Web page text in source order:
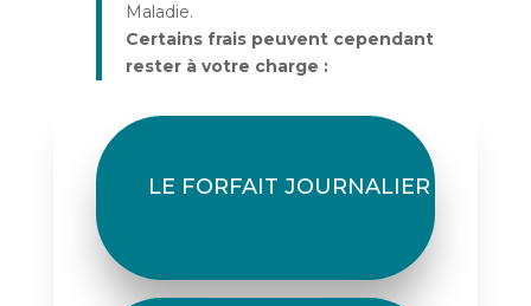
Maladie.
Certains frais peuvent cependant
rester à votre charge :
LE FORFAIT JOURNALIER